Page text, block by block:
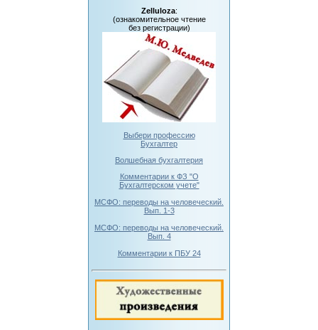
Zelluloza:
(ознакомительное чтение
без регистрации)
Выбери профессию
Бухгалтер
Волшебная бухгалтерия
Комментарии к ФЗ "О
Бухгалтерском учете"
МСФО: переводы на человеческий.
Вып. 1-3
МСФО: переводы на человеческий.
Вып. 4
Комментарии к ПБУ 24